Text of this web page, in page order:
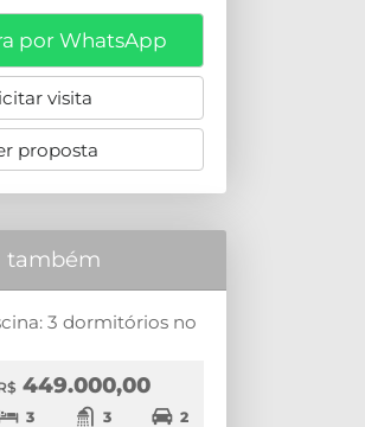
por WhatsApp
visita
proposta
também
3 dormitórios no
449.000,00
3 3 2